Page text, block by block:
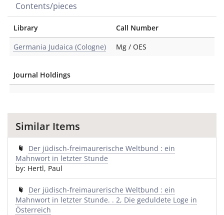
Contents/pieces
Library
Call Number
Germania Judaica (Cologne)
Mg / OES
Journal Holdings
Similar Items
Der jüdisch-freimaurerische Weltbund : ein
Mahnwort in letzter Stunde
by: Hertl, Paul
Der jüdisch-freimaurerische Weltbund : ein
Mahnwort in letzter Stunde. . 2, Die geduldete Loge in
Österreich